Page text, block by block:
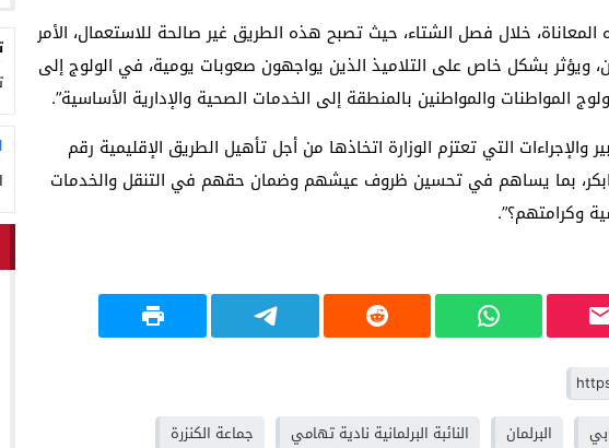
المعاناة، خلال فصل الشتاء، حيث تصبح هذه الطريق غير صالحة للاستعمال، الأمر
ويؤثر بشكل خاص على التلاميذ الذين يواجهون صعوبات يومية، في الولوج إلى
المواطنات والمواطنين بالمنطقة إلى الخدمات الصحية والإدارية الأساسية”.
والإجراءات التي تعتزم الوزارة اتخاذها من أجل تأهيل الطريق الإقليمية رقم
آيت ابكر، بما يساهم في تحسين ظروف عيشهم وضمان حقهم في التنقل والخدمات
وكرامتهم؟”.
البرلمان النائبة البرلمانية نادية تهامي
جماعة الكنزرة